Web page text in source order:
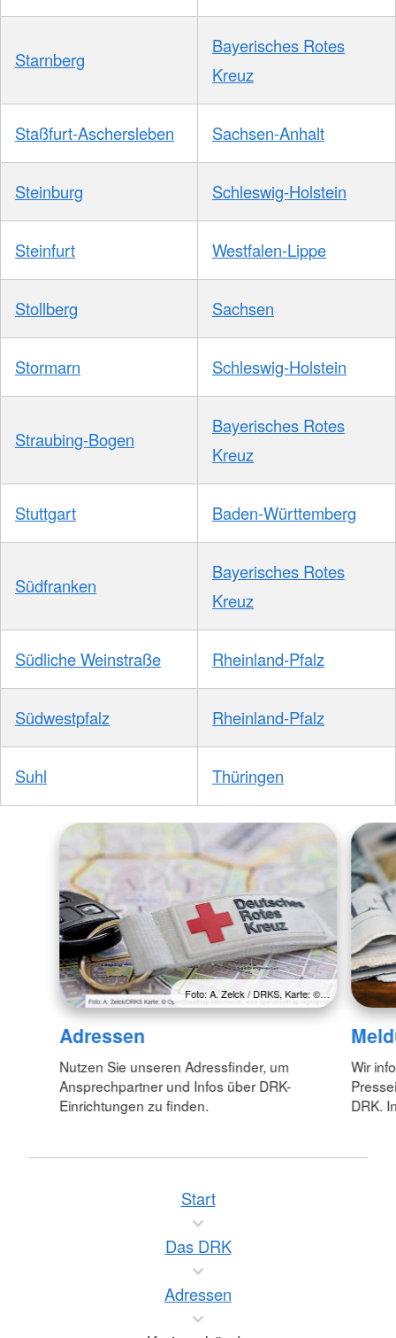
Starnberg
Bayerisches Rotes
Kreuz
Staßfurt-Aschersleben Sachsen-Anhalt
Steinburg Schleswig-Holstein
Steinfurt Westfalen-Lippe
Stollberg Sachsen
Stormarn Schleswig-Holstein
Straubing-Bogen
Bayerisches Rotes
Kreuz
Stuttgart Baden-Württemberg
Südfranken
Bayerisches Rotes
Kreuz
Südliche Weinstraße Rheinland-Pfalz
Südwestpfalz Rheinland-Pfalz
Suhl Thüringen
Foto: A. Zelck / DRKS, Karte: ©…
Adressen
Nutzen Sie unseren Adressfinder, um
Ansprechpartner und Infos über DRK-
Einrichtungen zu finden.
Wir
DRK.
Start
Das DRK
Adressen